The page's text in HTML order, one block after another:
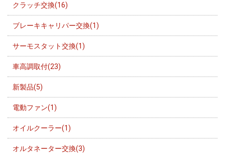
クラッチ交換(16)
ブレーキキャリパー交換(1)
サーモスタット交換(1)
車高調取付(23)
新製品(5)
電動ファン(1)
オイルクーラー(1)
オルタネーター交換(3)